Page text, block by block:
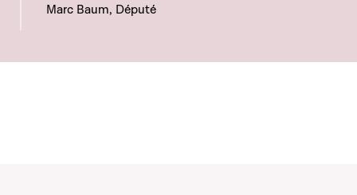
Marc Baum, Député